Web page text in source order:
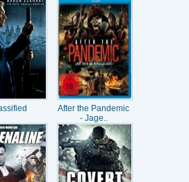
After the Pandemic
- Jage..